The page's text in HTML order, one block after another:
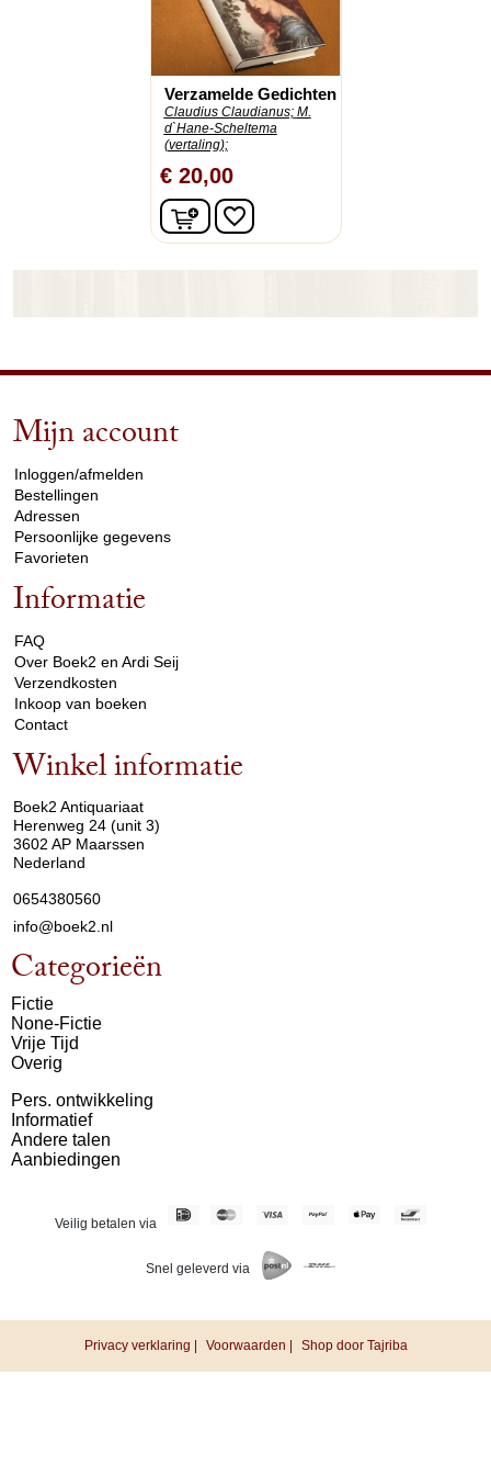
Verzamelde Gedichten
Claudius Claudianus; M.
d`Hane-Scheltema
(vertaling);
€ 20,00
In winkelwagen
favorite_border
Mijn account
Inloggen/afmelden
Bestellingen
Adressen
Persoonlijke gegevens
Favorieten
Informatie
FAQ
Over Boek2 en Ardi Seij
Verzendkosten
Inkoop van boeken
Contact
Winkel informatie
Boek2 Antiquariaat
Herenweg 24 (unit 3)
3602 AP Maarssen
Nederland
0654380560
info@boek2.nl
Categorieën
Fictie
None-Fictie
Vrije Tijd
Overig
Pers. ontwikkeling
Informatief
Andere talen
Aanbiedingen
Veilig betalen via
Snel geleverd via
Privacy verklaring | Voorwaarden | Shop door Tajriba